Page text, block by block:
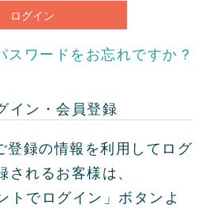
ログイン
スワードをお忘れですか？
イン・会員登録
録の情報を利用してログ
されるお客様は、
トでログイン」ボタンよ